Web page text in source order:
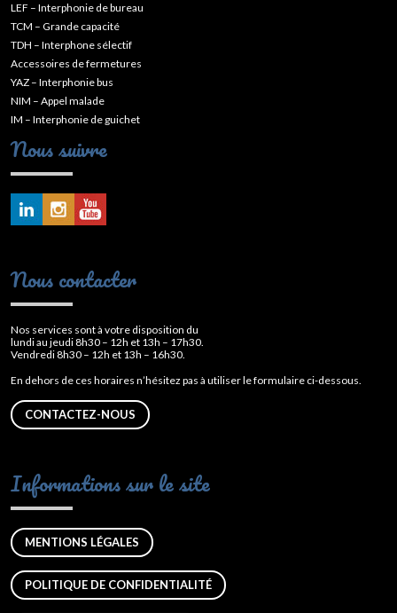
LEF – Interphonie de bureau
TCM – Grande capacité
TDH – Interphone sélectif
Accessoires de fermetures
YAZ – Interphonie bus
NIM – Appel malade
IM – Interphonie de guichet
Nous suivre
Nous contacter
Nos services sont à votre disposition du
lundi au jeudi 8h30 – 12h et 13h – 17h30.
Vendredi 8h30 – 12h et 13h – 16h30.
En dehors de ces horaires n’hésitez pas à utiliser le formulaire ci-dessous.
CONTACTEZ-NOUS
Informations sur le site
MENTIONS LÉGALES
POLITIQUE DE CONFIDENTIALITÉ